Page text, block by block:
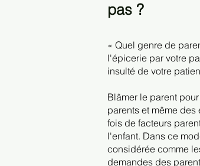
pas ?
« Quel genre de
l'épicerie par votre
insulté de votre
Blâmer le parent
parents et même
fois de facteurs
l'enfant. Dans ce
considérée comme
demandes des